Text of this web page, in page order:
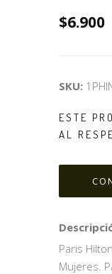
$6.900
SKU:
ESTE
AL
Paris
Mujeres.